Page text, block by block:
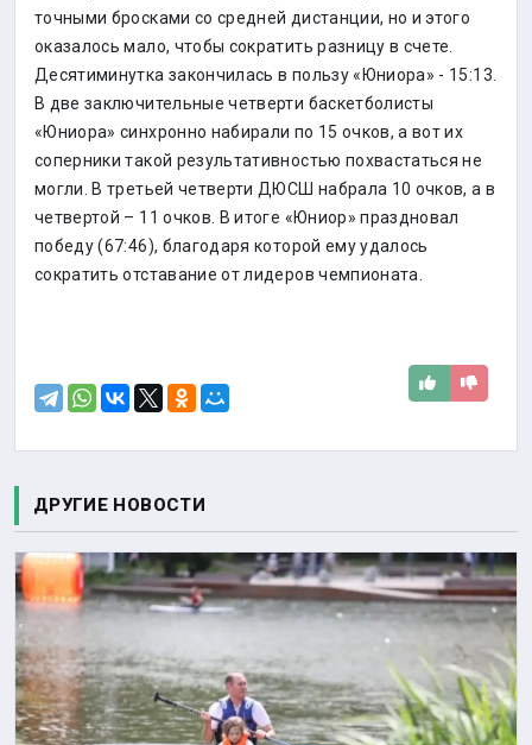
точными бросками со средней дистанции, но и этого
оказалось мало, чтобы сократить разницу в счете.
Десятиминутка закончилась в пользу «Юниора» - 15:13.
В две заключительные четверти баскетболисты
«Юниора» синхронно набирали по 15 очков, а вот их
соперники такой результативностью похвастаться не
могли. В третьей четверти ДЮСШ набрала 10 очков, а в
четвертой – 11 очков. В итоге «Юниор» праздновал
победу (67:46), благодаря которой ему удалось
сократить отставание от лидеров чемпионата.
ДРУГИЕ НОВОСТИ